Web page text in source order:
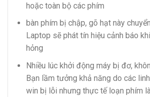
hoặc toàn bộ các phím
bàn phím bị chập, gõ hạt này
Laptop sẽ phát tín hiệu cảnh báo
hỏng
Nhiều lúc khởi động máy bị đơ,
Bạn lầm tưởng khả năng do các
win bị lỗi nhưng thực tế loạn phím